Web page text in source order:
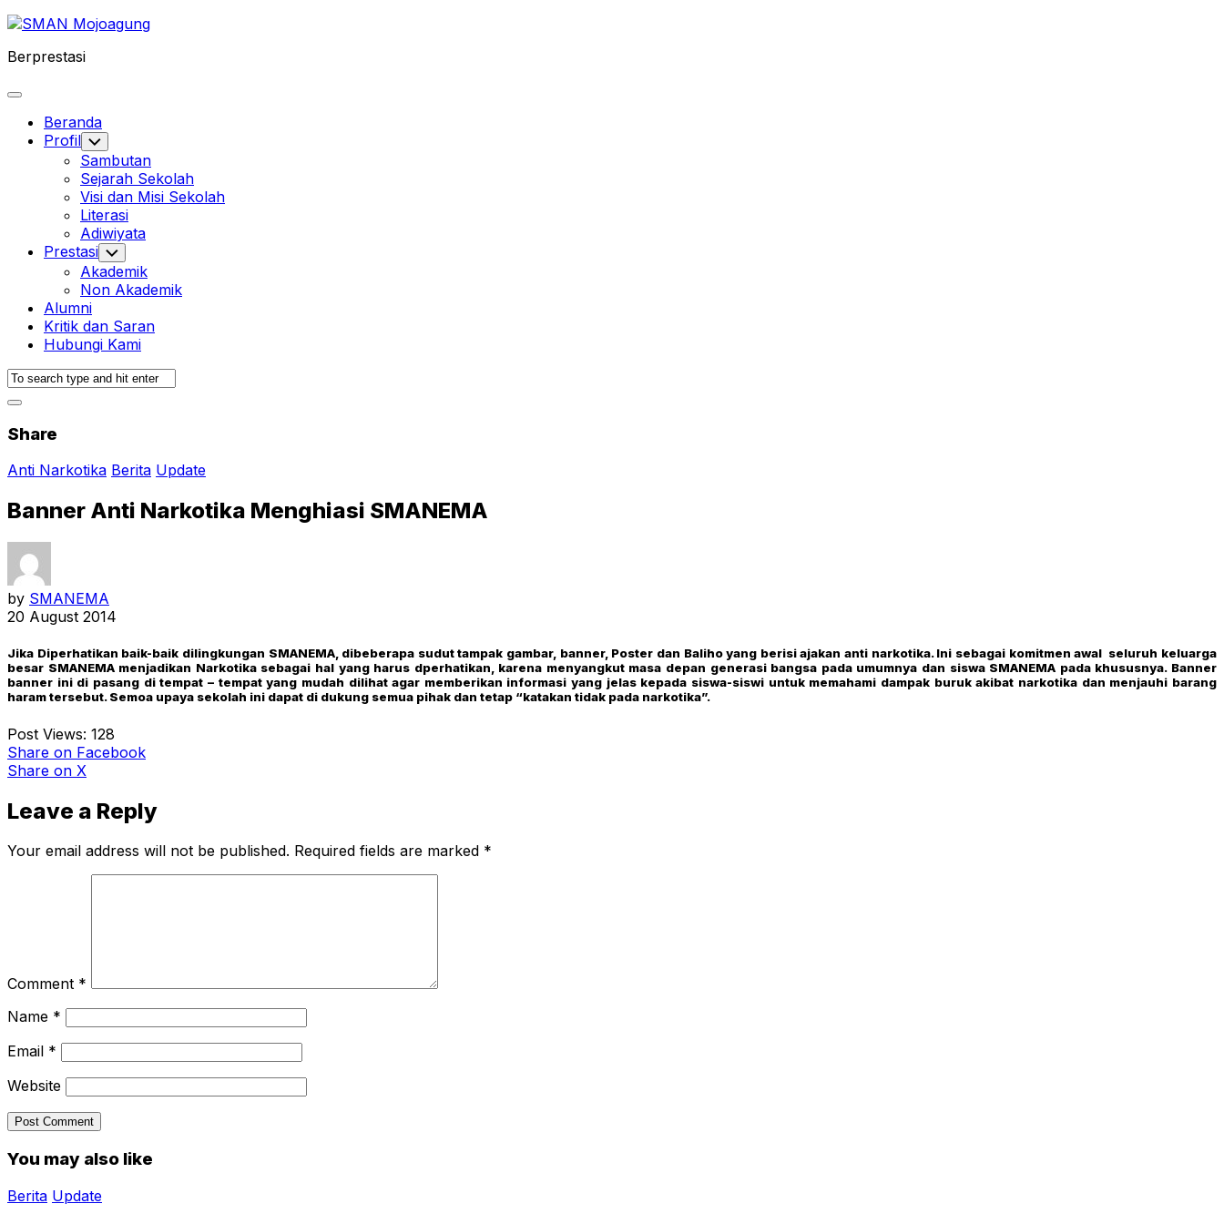
Skip
content
Berprestasi
Expand
Beranda
Profil Toggle
Child
Menu
Sambutan
Sejarah Sekolah
Visi dan Misi Sekolah
Literasi
Adiwiyata
Prestasi Toggle
Child
Menu
Akademik
Non Akademik
Alumni
Kritik dan Saran
Hubungi Kami
Share
Anti Narkotika Berita Update
Banner Anti Narkotika Menghiasi SMANEMA
by SMANEMA
20 August 2014
Jika Diperhatikan baik-baik dilingkungan SMANEMA, dibeberapa sudut tampak gambar, banner, Poster dan Baliho yang berisi ajakan anti narkotika. Ini sebagai komitmen awal seluruh keluarga
besar SMANEMA menjadikan Narkotika sebagai hal yang harus dperhatikan, karena menyangkut masa depan generasi bangsa pada umumnya dan siswa SMANEMA pada khususnya. Banner
banner ini di pasang di tempat – tempat yang mudah dilihat agar memberikan informasi yang jelas kepada siswa-siswi untuk memahami dampak buruk akibat narkotika dan menjauhi barang
haram tersebut. Semoa upaya sekolah ini dapat di dukung semua pihak dan tetap “katakan tidak pada narkotika”.
Post Views: 128
Share on Facebook
Share on X
Leave a Reply
Your email address will not be published. Required fields are marked *
Comment *
Name *
Email *
Website
You may also like
Berita Update